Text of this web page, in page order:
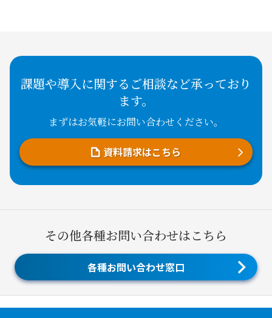
課題や導入に関するご相談など承っており
ます。
まずはお気軽にお問い合わせください。
資料請求はこちら
その他各種お問い合わせはこちら
各種お問い合わせ窓口